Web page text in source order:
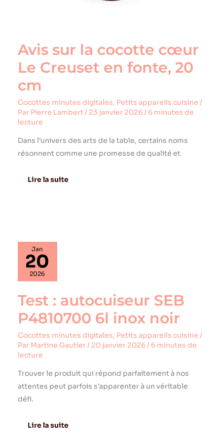
Avis sur la cocotte cœur
Le Creuset en fonte, 20
cm
Cocottes minutes digitales, Petits appareils cuisine /
Par Pierre Lambert/ 23 janvier 2026/ 6 minutes de
lecture
Dans l’univers des arts de la table, certains noms
résonnent comme une promesse de qualité et
Lire la suite
Jan
20
2026
Test : autocuiseur SEB
P4810700 6l inox noir
Cocottes minutes digitales, Petits appareils cuisine /
Par Martine Gautier/ 20 janvier 2026/ 6 minutes de
lecture
Trouver le produit qui répond parfaitement à nos
attentes peut parfois s’apparenter à un véritable
défi.
Test
:
autocuiseur
SEB
P4810700
inox
noir
Lire la suite